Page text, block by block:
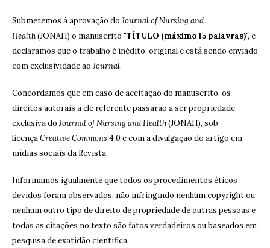
Submetemos à aprovação do Journal of Nursing and
Health(JONAH) o manuscrito "TÍTULO (máximo 15 palavras)", e
declaramos que o trabalho é inédito, original e está sendo enviado
com exclusividade ao Journal.
Concordamos que em caso de aceitação do manuscrito, os
direitos autorais a ele referente passarão a ser propriedade
exclusiva do Journal of Nursing and Health(JONAH), sob
licençaCreative Commons 4.0 e com a divulgação do artigo em
mídias sociais da Revista.
Informamos igualmente que todos os procedimentos éticos
devidos foram observados, não infringindo nenhum copyright ou
nenhum outro tipo de direito de propriedade de outras pessoas e
todas as citações no texto são fatos verdadeiros ou baseados em
pesquisa de exatidão científica.